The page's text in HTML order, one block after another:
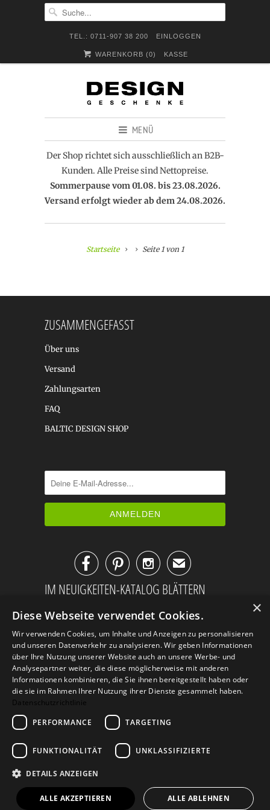
TEL.: 0711-907 38 200 EINLOGGEN
WARENKORB (0) KASSE
MENÜ
Der Shop richtet sich ausschließlich an B2B-
Kunden. Alle Preise sind Nettopreise.
Sommerpause vom 01.08. bis 23.08.2026.
Versand erfolgt wieder ab dem 24.08.2026.
Startseite Seite 1 von 1
ZUSAMMENGEFASST
Über uns
Versand
Zahlungsarten
FAQ
BALTIC DESIGN SHOP
✉
IM NEUIGKEITEN-KATALOG BLÄTTERN
Kontakt
© 2026Design Geschenke . Design Geschenke Shop
×
Diese Webseite verwendet Cookies.
Wir verwenden Cookies, um Inhalte und Anzeigen zu personalisieren
und unseren Datenverkehr zu analysieren. Wir geben Informationen
über Ihre Nutzung unserer Website auch an unsere Werbe- und
Analysepartner weiter, die diese möglicherweise mit anderen
Informationen kombinieren, die Sie ihnen bereitgestellt haben oder
die sie im Rahmen Ihrer Nutzung ihrer Dienste gesammelt haben.
Datenschutzrichtlinie
PERFORMANCE
TARGETING
FUNKTIONALITÄT UNKLASSIFIZIERTE
DETAILS ANZEIGEN
ALLE AKZEPTIEREN ALLE ABLEHNEN